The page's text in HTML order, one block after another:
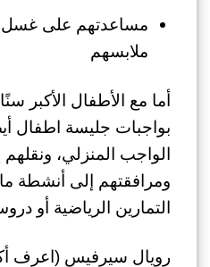
مساعدتهم على غسل
ملابسهم
أما مع الأطفال الأكبر
بواجبات جليسة اطفال
الواجب المنزلي،
ومرافقتهم إلى أنشطة
التمارين الرياضية أو
رويال سيرفيس (اعرف